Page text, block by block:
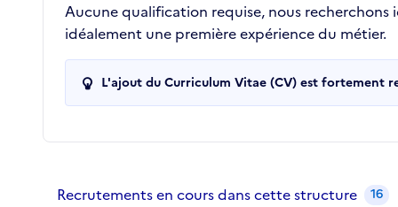
Aucune qualification requise, nous
idéalement une première expérience du métier.
L'ajout du Curriculum Vitae (CV) est fortement
Recrutements de la structure
Recrutements en cours dans cette structure 16